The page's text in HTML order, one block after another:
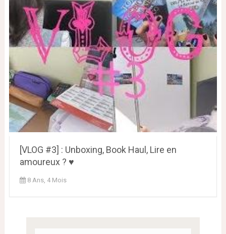
[VLOG #3] : Unboxing, Book Haul, Lire en
amoureux ? ♥
8 Ans, 4 Mois